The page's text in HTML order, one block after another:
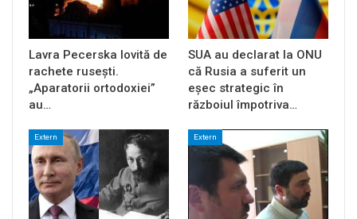
Lavra Pecerska lovită de
rachete rusești.
„Aparatorii ortodoxiei”
au…
SUA au declarat la ONU
că Rusia a suferit un
eșec strategic în
războiul împotriva…
Extern Extern